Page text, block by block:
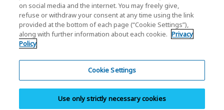
Cookie Settings
Termos e Condições
Marcas comerciais
Sistema de Denúncia de Irregularidades
on social media and the internet. You may freely give,
refuse or withdraw your consent at any time using the link
provided at the bottom of each page (“Cookie Settings”),
along with further information about each cookie. Privacy
Policy
Cookie Settings
Use only strictly necessary cookies